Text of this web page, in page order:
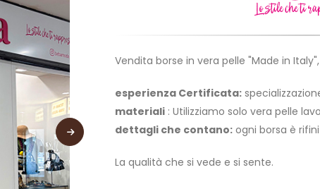
Vendita borse in vera pelle "Made in
esperienza Certificata:
materiali : Utilizziamo solo vera pelle
dettagli che contano: ogni borsa è
La qualità che si vede e si sente.